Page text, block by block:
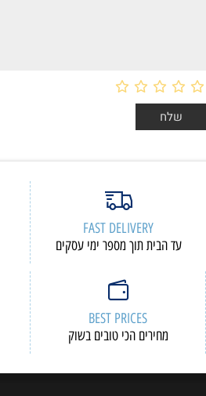
FAST DELIVERY
עד הבית תוך מספר ימי עסקים
BEST PRICES
מחירים הכי טובים בשוק